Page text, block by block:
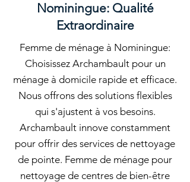
Nominingue: Qualité
Extraordinaire
Femme de ménage à Nominingue:
Choisissez Archambault pour un
ménage à domicile rapide et efficace.
Nous offrons des solutions flexibles
qui s'ajustent à vos besoins.
Archambault innove constamment
pour offrir des services de nettoyage
de pointe. Femme de ménage pour
nettoyage de centres de bien-être